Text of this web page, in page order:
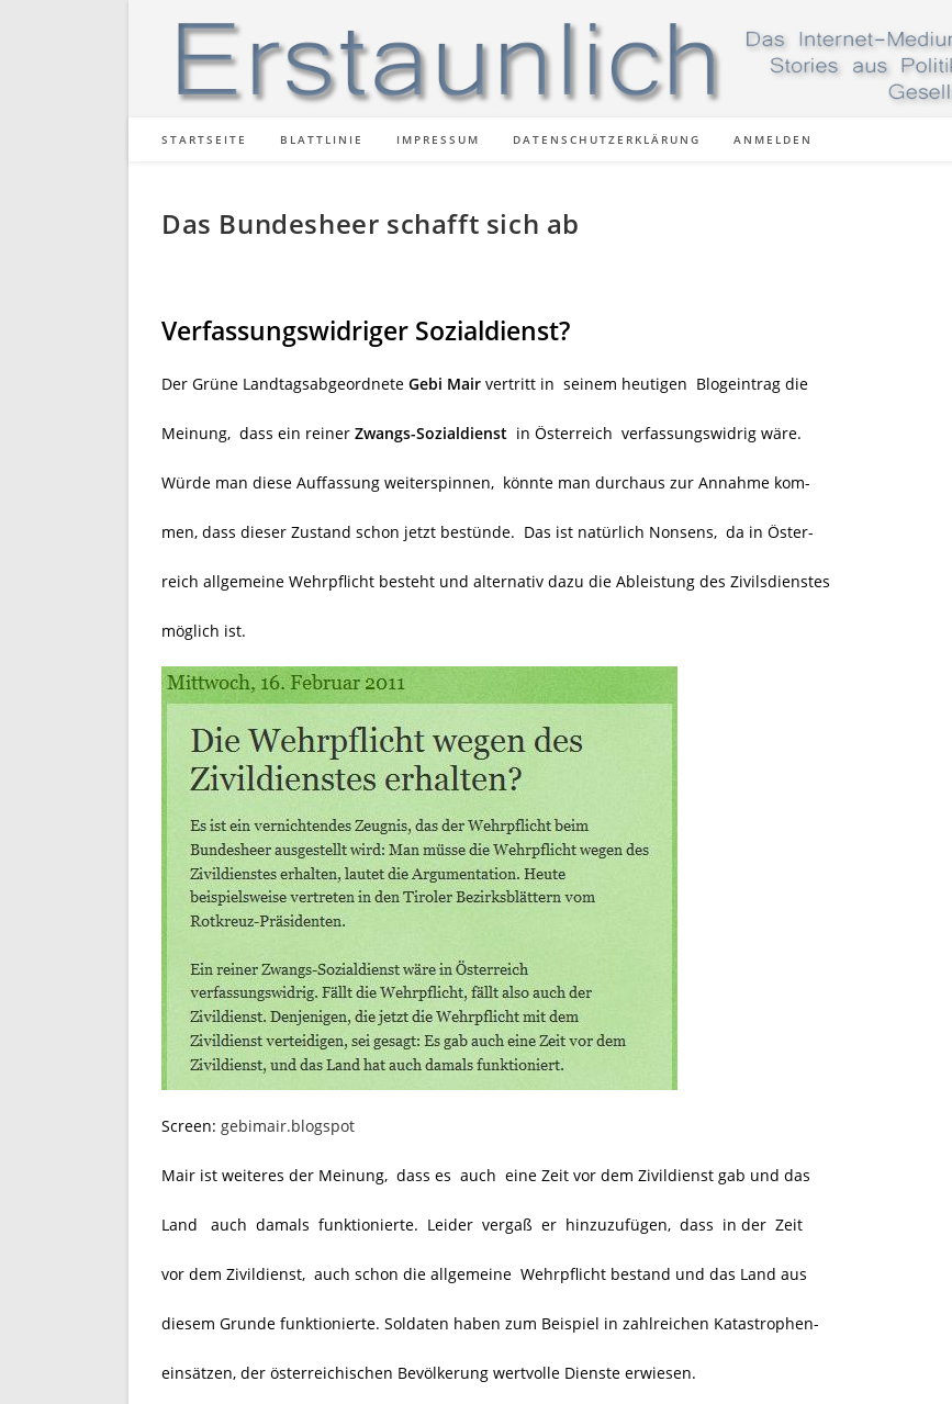
STARTSEITE BLATTLINIE IMPRESSUM DATENSCHUTZERKLÄRUNG ANMELDEN
Das Bundesheer schafft sich ab
Verfassungswidriger Sozialdienst?
Der Grüne Landtagsabgeordnete Gebi Mair vertritt in seinem heutigen Blogeintrag die
Meinung, dass ein reiner Zwangs-Sozialdienst in Österreich verfassungswidrig wäre.
Würde man diese Auffassung weiterspinnen, könnte man durchaus zur Annahme kom-
men, dass dieser Zustand schon jetzt bestünde. Das ist natürlich Nonsens, da in Öster-
reich allgemeine Wehrpflicht besteht und alternativ dazu die Ableistung des Zivilsdienstes
möglich ist.
Screen: gebimair.blogspot
Mair ist weiteres der Meinung, dass es auch eine Zeit vor dem Zivildienst gab und das
Land auch damals funktionierte. Leider vergaß er hinzuzufügen, dass in der Zeit
vor dem Zivildienst, auch schon die allgemeine Wehrpflicht bestand und das Land aus
diesem Grunde funktionierte. Soldaten haben zum Beispiel in zahlreichen Katastrophen-
einsätzen, der österreichischen Bevölkerung wertvolle Dienste erwiesen.